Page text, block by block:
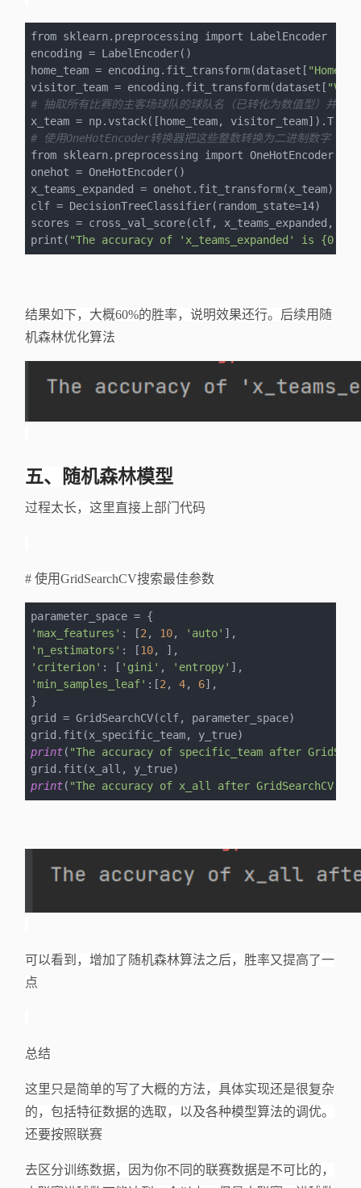
from sklearn.preprocessing import LabelEncoder
encoding = LabelEncoder()
home_team = encoding.fit_transform(dataset[ "Home
visitor_team = encoding.fit_transform(dataset[
# 抽取所有比赛的主客场球队的球队名（已转化为数值型）并将
# 使用OneHotEncoder转换器把这些整数转换为二进制数字
from sklearn.preprocessing import OneHotEncoder
onehot = OneHotEncoder()
x_teams_expanded =
clf = DecisionTreeClassifier(random_state=14)
scores = cross_val_score(clf, x_teams_expanded,
print( "The accuracy of 'x_teams_expanded' is
结果如下，大概60%的胜率，说明效果还行。后续用随
机森林优化算法
五、随机森林模型
过程太长，这里直接上部门代码
# 使用GridSearchCV搜索最佳参数
'max_features' : [2 , 10, 'auto'
'n_estimators' : [10
'criterion' : [ 'gini' , 'entropy'
'min_samples_leaf' :[2 , 4, 6],
}
grid = GridSearchCV(clf, parameter_space)
print( "The accuracy of specific_team after
print( "The accuracy of x_all after GridSearchCV
可以看到，增加了随机森林算法之后，胜率又提高了一
点
总结
这里只是简单的写了大概的方法，具体实现还是很复杂
的，包括特征数据的选取，以及各种模型算法的调优。
还要按照联赛
去区分训练数据，因为你不同的联赛数据是不可比的，